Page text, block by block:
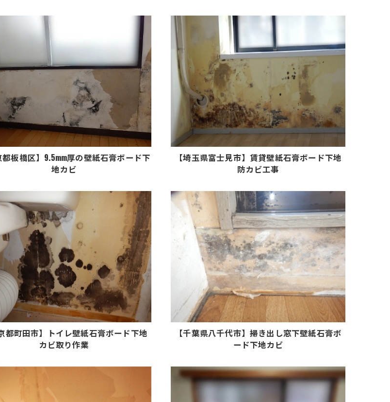
都板橋区】9.5mm厚の壁紙石膏ボード下
地カビ
【埼玉県富士見市】賃貸壁紙石膏ボード下地
防カビ工事
都町田市】トイレ壁紙石膏ボード下地
カビ取り作業
【千葉県八千代市】掃き出し窓下壁紙石膏ボ
ード下地カビ